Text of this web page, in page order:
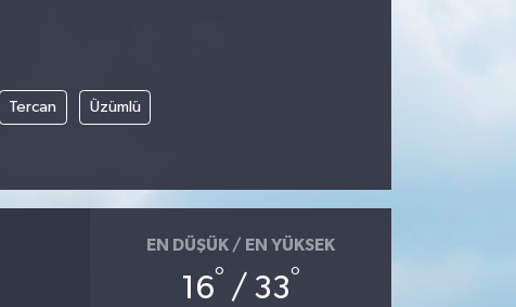
Tercan Üzümlü
EN DÜŞÜK / EN YÜKSEK
16° / 33°